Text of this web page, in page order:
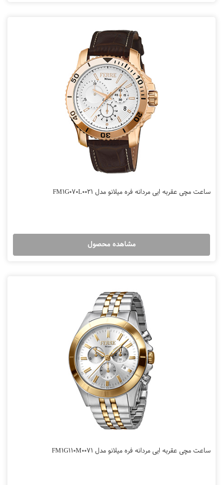
ساعت مچی عقربه ایی مردانه فره میلانو مدل FM1G070L0021
مشاهده محصول
ساعت مچی عقربه ایی مردانه فره میلانو مدل FM1G110M0071